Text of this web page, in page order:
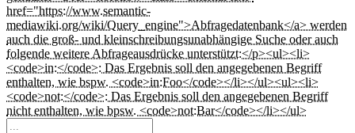
href="https://www.semantic-
mediawiki.org/wiki/Query_engine">Abfragedatenbank</a> werden
auch die groß- und kleinschreibungsunabhängige Suche oder auch
folgende weitere Abfrageausdrücke unterstützt:</p><ul><li>
<code>in:</code>: Das Ergebnis soll den angegebenen Begriff
enthalten, wie bspw. <code>in:Foo</code></li></ul><ul><li>
<code>not:</code>: Das Ergebnis soll den angegebenen Begriff
nicht enthalten, wie bpsw. <code>not:Bar</code></li></ul>